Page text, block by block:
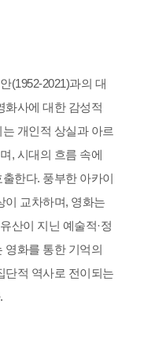
(1952-2021)과의 대
화사에 대한 감성적
개인적 상실과 아르
, 시대의 흐름 속에
한다. 풍부한 아카이
이 교차하며, 영화는
산이 지닌 예술적·정
영화를 통한 기억의
단적 역사로 전이되는